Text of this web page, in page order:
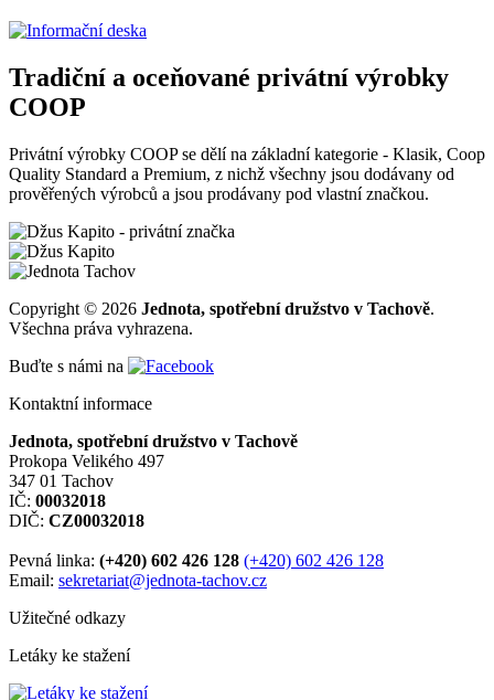
Tradiční a oceňované privátní výrobky
COOP
Privátní výrobky COOP se dělí na základní kategorie - Klasik, Coop
Quality Standard a Premium, z nichž všechny jsou dodávany od
prověřených výrobců a jsou prodávany pod vlastní značkou.
Copyright © 2026 Jednota, spotřební družstvo v Tachově.
Všechna práva vyhrazena.
Buďte s námi na
Kontaktní informace
Jednota, spotřební družstvo v Tachově
Prokopa Velikého 497
347 01 Tachov
IČ: 00032018
DIČ: CZ00032018
Pevná linka: (+420) 602 426 128 (+420) 602 426 128
Email: sekretariat@jednota-tachov.cz
Užitečné odkazy
Letáky ke stažení